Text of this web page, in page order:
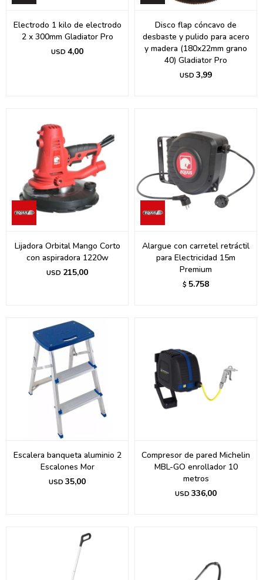
Electrodo 1 kilo de electrodo
2 x 300mm Gladiator Pro
USD 4,00
Disco flap cóncavo de
desbaste y pulido para acero
y madera (180x22mm grano
40) Gladiator Pro
USD 3,99
Lijadora Orbital Mango Corto
con aspiradora 1220w
USD 215,00
Alargue con carretel retráctil
para Electricidad 15m
Premium
$ 5.758
Escalera banqueta aluminio 2
Escalones Mor
USD 35,00
Compresor de pared Michelin
MBL-GO enrollador 10
metros
USD 336,00